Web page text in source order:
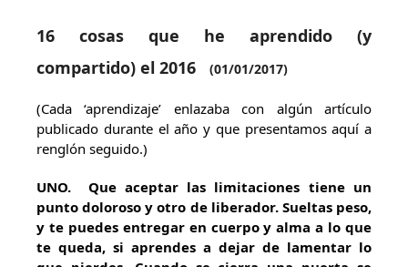
16 cosas que he aprendido (y
compartido) el 2016
(01/01/2017)
(Cada ‘aprendizaje’ enlazaba con algún artículo
publicado durante el año y que presentamos aquí a
renglón seguido.)
UNO. Que aceptar las limitaciones tiene un
punto doloroso y otro de liberador. Sueltas peso,
y te puedes entregar en cuerpo y alma a lo que
te queda, si aprendes a dejar de lamentar lo